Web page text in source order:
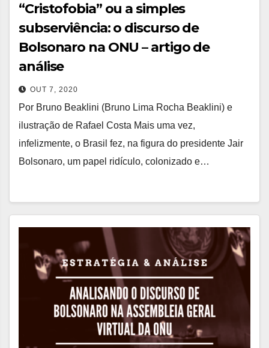
“Cristofobia” ou a simples
subserviência: o discurso de
Bolsonaro na ONU – artigo de
análise
OUT 7, 2020
Por Bruno Beaklini (Bruno Lima Rocha Beaklini) e
ilustração de Rafael Costa Mais uma vez,
infelizmente, o Brasil fez, na figura do presidente Jair
Bolsonaro, um papel ridículo, colonizado e…